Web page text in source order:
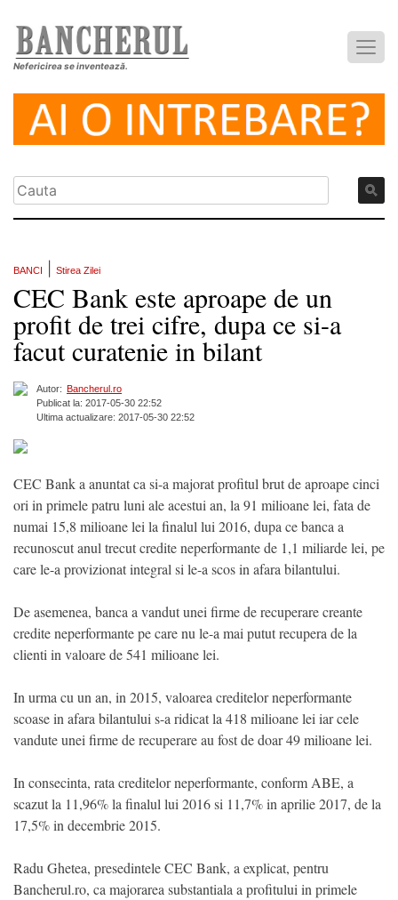
Nefericirea se inventează.
BANCI Stirea Zilei
CEC Bank este aproape de un
profit de trei cifre, dupa ce si-a
facut curatenie in bilant
Autor: Bancherul.ro
Publicat la: 2017-05-30 22:52
Ultima actualizare: 2017-05-30 22:52
CEC Bank a anuntat ca si-a majorat profitul brut de aproape cinci
ori in primele patru luni ale acestui an, la 91 milioane lei, fata de
numai 15,8 milioane lei la finalul lui 2016, dupa ce banca a
recunoscut anul trecut credite neperformante de 1,1 miliarde lei, pe
care le-a provizionat integral si le-a scos in afara bilantului.
De asemenea, banca a vandut unei firme de recuperare creante
credite neperformante pe care nu le-a mai putut recupera de la
clienti in valoare de 541 milioane lei.
In urma cu un an, in 2015, valoarea creditelor neperformante
scoase in afara bilantului s-a ridicat la 418 milioane lei iar cele
vandute unei firme de recuperare au fost de doar 49 milioane lei.
In consecinta, rata creditelor neperformante, conform ABE, a
scazut la 11,96% la finalul lui 2016 si 11,7% in aprilie 2017, de la
17,5% in decembrie 2015.
Radu Ghetea, presedintele CEC Bank, a explicat, pentru
Bancherul.ro, ca majorarea substantiala a profitului in primele